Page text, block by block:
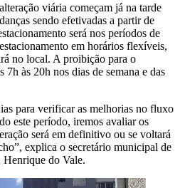
viária começam já na tarde
sendo efetivadas a partir de
será nos períodos de
em horários flexíveis,
no local. A proibição para o
7h às 20h nos dias de semana e das
para verificar as melhorias no fluxo
este período, iremos avaliar os
será em definitivo ou se voltará
explica o secretário municipal de
Henrique do Vale.